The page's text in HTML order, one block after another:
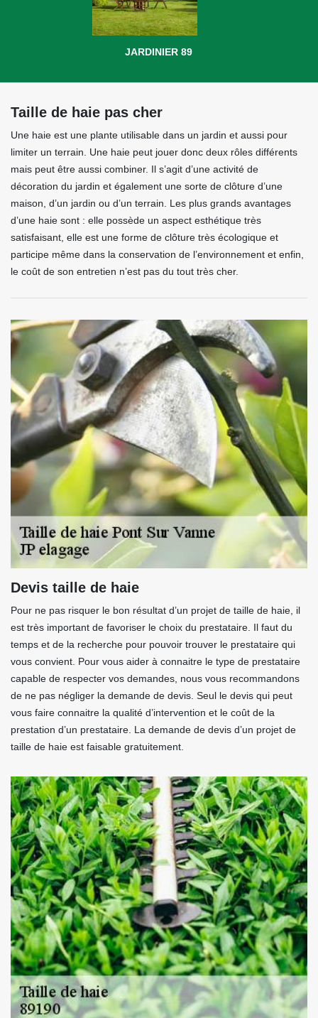
JARDINIER 89
Taille de haie pas cher
Une haie est une plante utilisable dans un jardin et aussi pour
limiter un terrain. Une haie peut jouer donc deux rôles différents
mais peut être aussi combiner. Il s’agit d’une activité de
décoration du jardin et également une sorte de clôture d’une
maison, d’un jardin ou d’un terrain. Les plus grands avantages
d’une haie sont : elle possède un aspect esthétique très
satisfaisant, elle est une forme de clôture très écologique et
participe même dans la conservation de l’environnement et enfin,
le coût de son entretien n’est pas du tout très cher.
Devis taille de haie
Pour ne pas risquer le bon résultat d’un projet de taille de haie, il
est très important de favoriser le choix du prestataire. Il faut du
temps et de la recherche pour pouvoir trouver le prestataire qui
vous convient. Pour vous aider à connaitre le type de prestataire
capable de respecter vos demandes, nous vous recommandons
de ne pas négliger la demande de devis. Seul le devis qui peut
vous faire connaitre la qualité d’intervention et le coût de la
prestation d’un prestataire. La demande de devis d’un projet de
taille de haie est faisable gratuitement.